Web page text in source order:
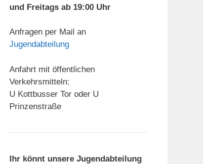
und Freitags ab 19:00 Uhr
Anfragen per Mail an
Jugendabteilung
Anfahrt mit öffentlichen
Verkehrsmitteln:
U Kottbusser Tor oder U
Prinzenstraße
Ihr könnt unsere Jugendabteilung